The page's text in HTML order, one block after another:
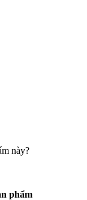
này?
phẩm